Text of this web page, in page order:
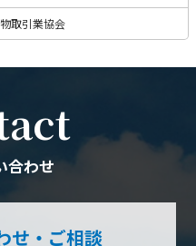
取引業協会
合わせ
せ・ご相談